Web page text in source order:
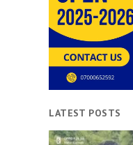
LATEST POSTS